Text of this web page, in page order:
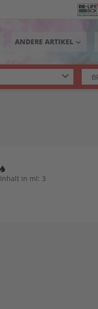
ANDERE ARTIKEL keyboard_arrow_down
Inhalt in ml: 3